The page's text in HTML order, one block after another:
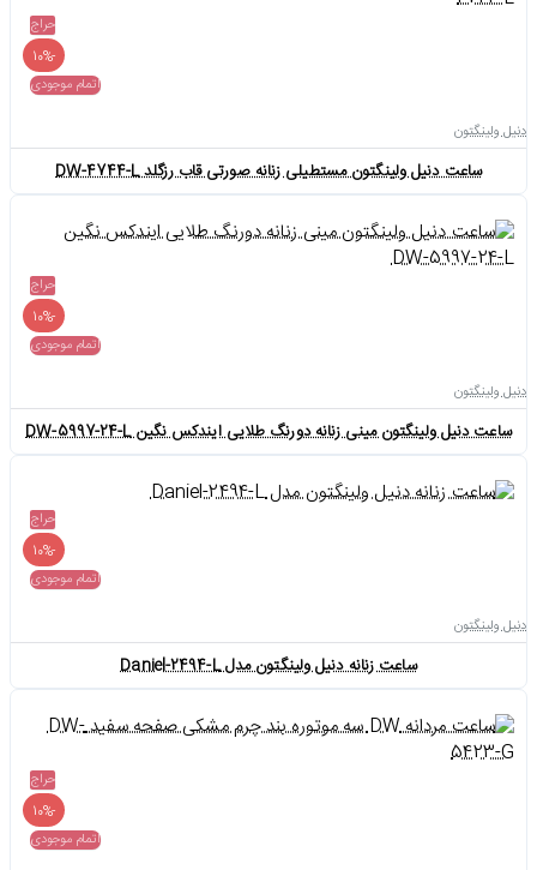
حراج
-10%
اتمام موجودی
دنیل ولینگتون
ساعت دنیل ولینگتون مستطیلی زنانه صورتی قاب رزگلد DW-4744-L
حراج
-10%
اتمام موجودی
دنیل ولینگتون
ساعت دنیل ولینگتون مینی زنانه دورنگ طلایی ایندکس نگین DW-5997-24-L
حراج
-10%
اتمام موجودی
دنیل ولینگتون
ساعت زنانه دنیل ولینگتون مدل Daniel-2494-L
حراج
-10%
اتمام موجودی